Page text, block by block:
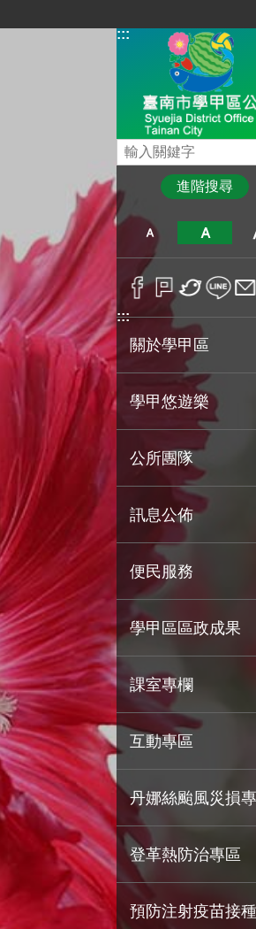
:::
搜尋
進階搜尋
:::
關於學甲區
學甲悠遊樂
公所團隊
訊息公佈
便民服務
學甲區區政成果
課室專欄
互動專區
丹娜絲颱風災損
登革熱防治專區
預防注射疫苗接種